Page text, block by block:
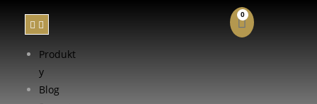
Produkt
y
Blog
0